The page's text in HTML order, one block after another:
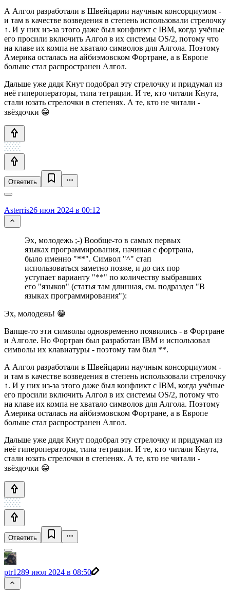
А Алгол разработали в Швейцарии научным консорциумом -
и там в качестве возведения в степень использовали стрелочку
↑. И у них из-за этого даже был конфликт с IBM, когда учёные
его просили включить Алгол в их системы OS/2, потому что
на клаве их компа не хватало символов для Алгола. Поэтому
Америка осталась на айбиэмовском Фортране, а в Европе
больше стал распространен Алгол.
Дальше уже дядя Кнут подобрал эту стрелочку и придумал из
неё гипероператоры, типа тетрации. И те, кто читали Кнута,
стали юзать стрелочки в степенях. А те, кто не читали -
звёздочки 😁
Ответить
Asterris26 июн 2024 в 00:12
Эх, молодежь ;-) Вообще-то в самых первых
языках программирования, начиная с фортрана,
было именно "**". Символ "^" стап
использоваться заметно позже, и до сих пор
уступает варианту "**" по количеству выбравших
его "языков" (статья там длинная, см. подраздел "В
языках программирования"):
Эх, молодежь! 😁
Вапще-то эти символы одновременно появились - в Фортране
и Алголе. Но Фортран был разработан IBM и использовал
символы их клавиатуры - поэтому там был **.
А Алгол разработали в Швейцарии научным консорциумом -
и там в качестве возведения в степень использовали стрелочку
↑. И у них из-за этого даже был конфликт с IBM, когда учёные
его просили включить Алгол в их системы OS/2, потому что
на клаве их компа не хватало символов для Алгола. Поэтому
Америка осталась на айбиэмовском Фортране, а в Европе
больше стал распространен Алгол.
Дальше уже дядя Кнут подобрал эту стрелочку и придумал из
неё гипероператоры, типа тетрации. И те, кто читали Кнута,
стали юзать стрелочки в степенях. А те, кто не читали -
звёздочки 😁
Ответить
ptr1289 июл 2024 в 08:50